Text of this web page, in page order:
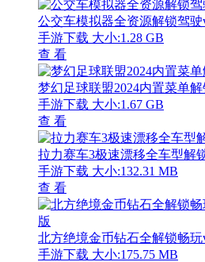
公交车模拟器全资源解锁驾驶
手游下载 大小:1.28 GB
查 看
梦幻足球联盟2024内置菜单
手游下载 大小:1.67 GB
查 看
拉力赛车3极速漂移全车型解
手游下载 大小:132.31 MB
查 看
北方绝境金币钻石全解锁畅玩
手游下载 大小:175.75 MB